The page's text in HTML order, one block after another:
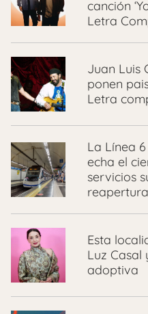
canción
Letra
Juan Luis
ponen
Letra
La Línea
echa el
servicios
reapertura
Esta
Luz
adoptiva